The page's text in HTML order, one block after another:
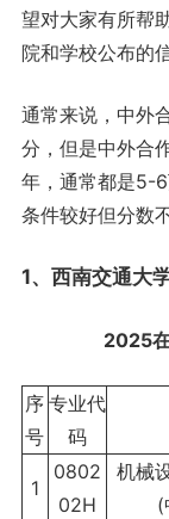
望对大家有所帮
院和学校公布的
通常来说，中外
分，但是中外合
年，通常都是5-
条件较好但分数
1、西南交通大
2025
序
号
专业代
码
1
0802
02H
机械
(